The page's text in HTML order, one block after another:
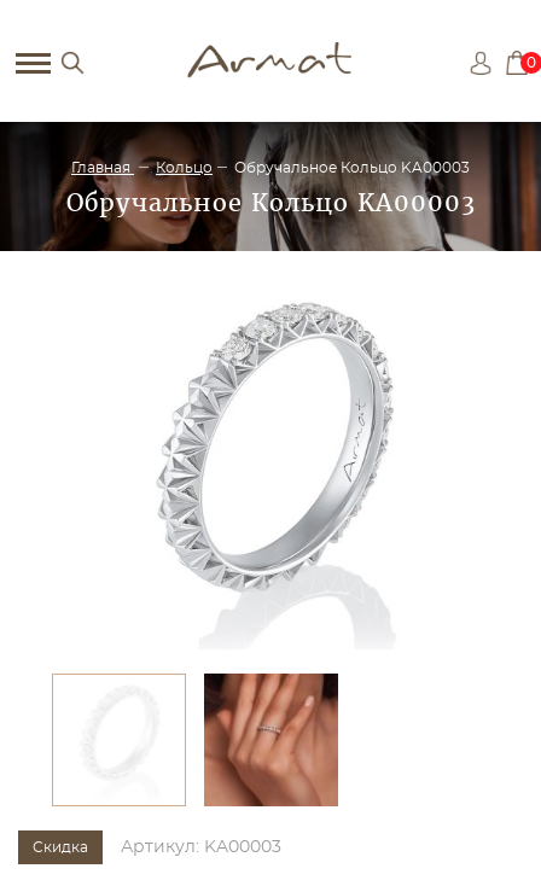
0
Главная Кольцо Обручальное Кольцо KA00003
Обручальное Кольцо KA00003
Скидка Артикул: KA00003